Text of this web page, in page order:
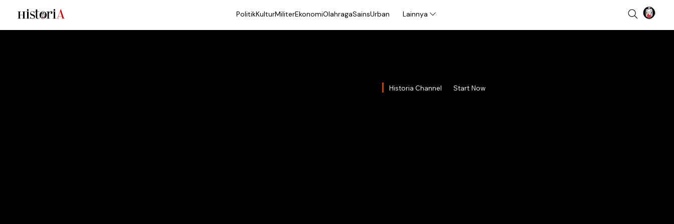
PolitikKulturMiliterEkonomiOlahragaSainsUrban Lainnya
Historia Channel Start Now